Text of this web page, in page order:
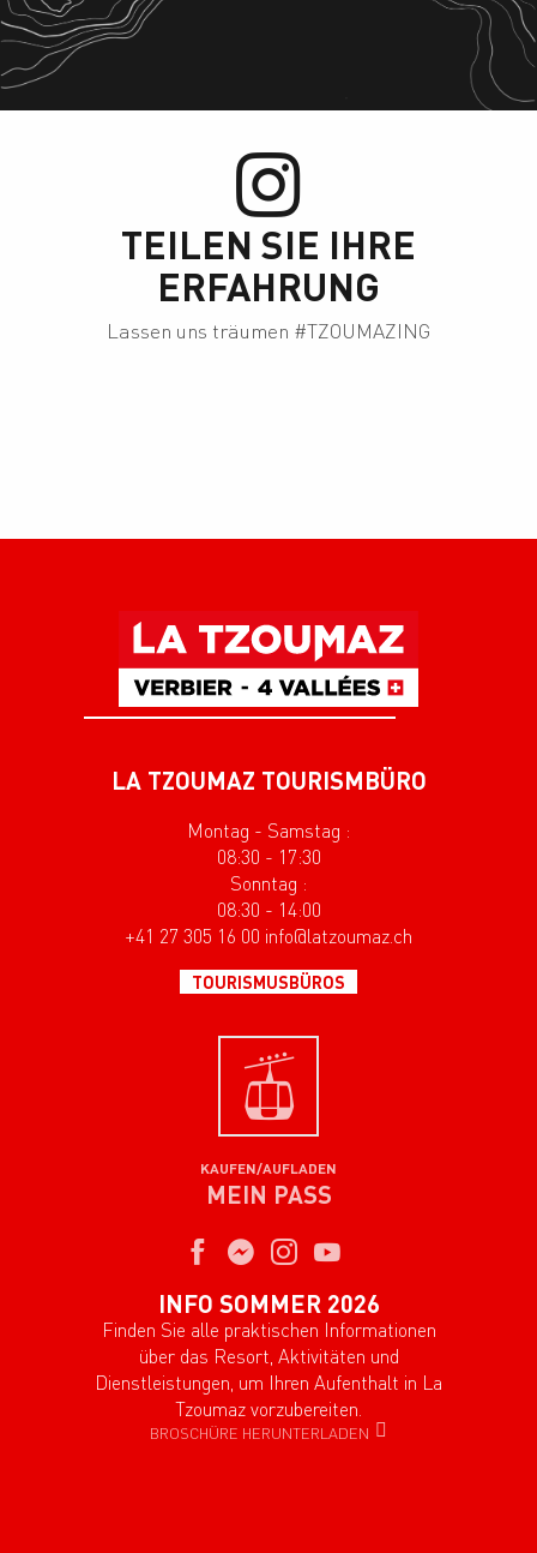
TEILEN SIE IHRE
ERFAHRUNG
Lassen uns träumen #TZOUMAZING
LA TZOUMAZ TOURISMBÜRO
Montag - Samstag :
08:30 - 17:30
Sonntag :
08:30 - 14:00
+41 27 305 16 00 info@latzoumaz.ch
TOURISMUSBÜROS
KAUFEN/AUFLADEN
MEIN PASS
INFO SOMMER 2026
Finden Sie alle praktischen Informationen
über das Resort, Aktivitäten und
Dienstleistungen, um Ihren Aufenthalt in La
Tzoumaz vorzubereiten.
BROSCHÜRE HERUNTERLADEN